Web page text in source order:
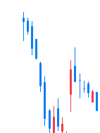
The chart has 1 X
The chart has 1 Y